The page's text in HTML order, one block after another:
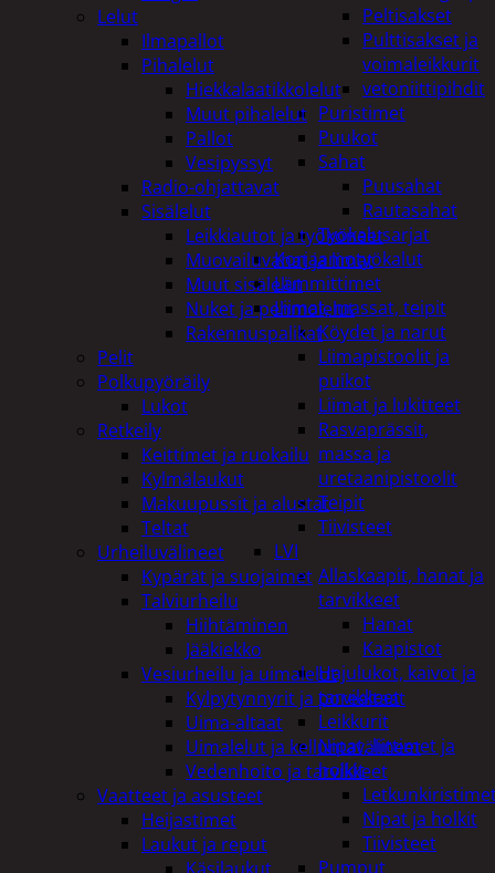
Peltisakset
Pulttisakset ja
voimaleikkurit
vetoniittipihdit
Puristimet
Puukot
Sahat
Puusahat
Rautasahat
Työkalusarjat
Korjaamotyökalut
Lämmittimet
Liimat, massat, teipit
Köydet ja narut
Liimapistoolit ja
puikot
Liimat ja lukitteet
Rasvaprässit,
massa ja
uretaanipistoolit
Teipit
Tiivisteet
LVI
Allaskaapit, hanat ja
tarvikkeet
Hanat
Kaapistot
Hajulukot, kaivot ja
tarvikkeet
Leikkurit
Nipat, liittimet ja
holkit
Nipat ja holkit
Tiivisteet
Pumput
Lelut
Ilmapallot
Pihalelut
Hiekkalaatikkolelut
Muut pihalelut
Pallot
Vesipyssyt
Radio-ohjattavat
Sisälelut
Leikkiautot ja työkoneet
Muovailuvahat ja limat
Muut sisälelut
Nuket ja pehmolelut
Rakennuspalikat
Pelit
Polkupyöräily
Lukot
Retkeily
Keittimet ja ruokailu
Kylmälaukut
Makuupussit ja alustat
Teltat
Urheiluvälineet
Kypärät ja suojaimet
Talviurheilu
Hiihtäminen
Jääkiekko
Vesiurheilu ja uimalelut
Kylpytynnyrit ja porealtaat
Uima-altaat
Uimalelut ja kelluntavälineet
Vedenhoito ja tarvikkeet
Vaatteet ja asusteet
Heijastimet
Laukut ja reput